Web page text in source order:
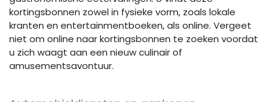
kortingsbonnen zowel in fysieke vorm, zoals lokale
kranten en entertainmentboeken, als online. Vergeet
niet om online naar kortingsbonnen te zoeken voordat
u zich waagt aan een nieuw culinair of
amusementsavontuur.